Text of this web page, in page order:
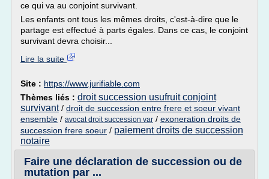
ce qui va au conjoint survivant.
Les enfants ont tous les mêmes droits, c'est-à-dire que le
partage est effectué à parts égales. Dans ce cas, le conjoint
survivant devra choisir...
Lire la suite
Site : https://www.jurifiable.com
Thèmes liés : droit succession usufruit conjoint
survivant/ droit de succession entre frere et soeur vivant
ensemble / avocat droit succession var / exoneration droits de
succession frere soeur / paiement droits de succession
notaire
Faire une déclaration de succession ou de
mutation par ...